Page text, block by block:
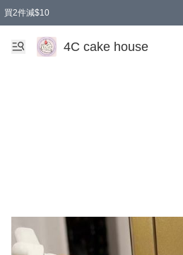
買2件減$10
任選兩件減$10
買兩盒減$10
買兩件減$10
買2件減$10
4C cake house